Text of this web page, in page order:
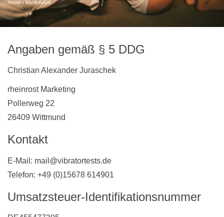
Home / Impressum
Angaben gemäß § 5 DDG
Christian Alexander Juraschek
rheinrost Marketing
Pollerweg 22
26409 Wittmund
Kontakt
E-Mail: mail@vibratortests.de
Telefon: +49 (0)15678 614901
Umsatzsteuer-Identifikationsnummer